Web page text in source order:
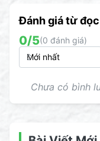
Đánh giá từ
0/5(0 đánh giá)
Chưa có bình